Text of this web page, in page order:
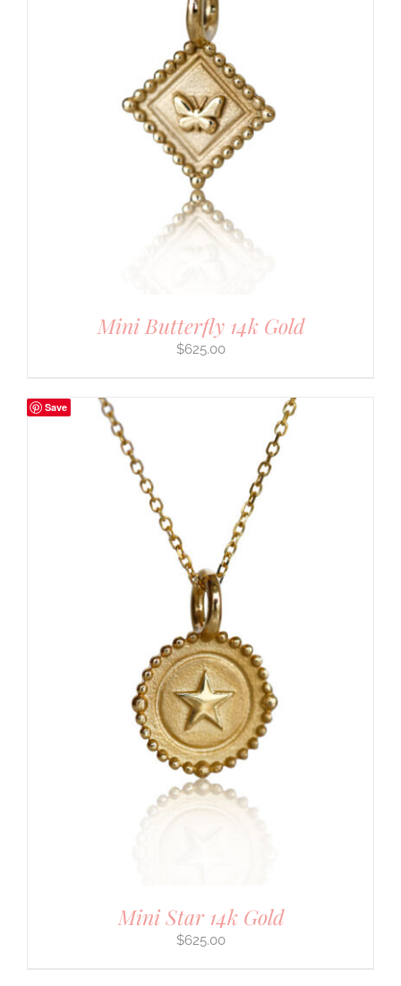
Mini Butterfly 14k Gold
$625.00
Save
Mini Star 14k Gold
$625.00